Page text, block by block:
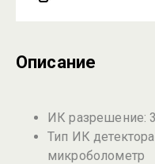
Описание
ИК разрешение:
Тип ИК
микроболометр